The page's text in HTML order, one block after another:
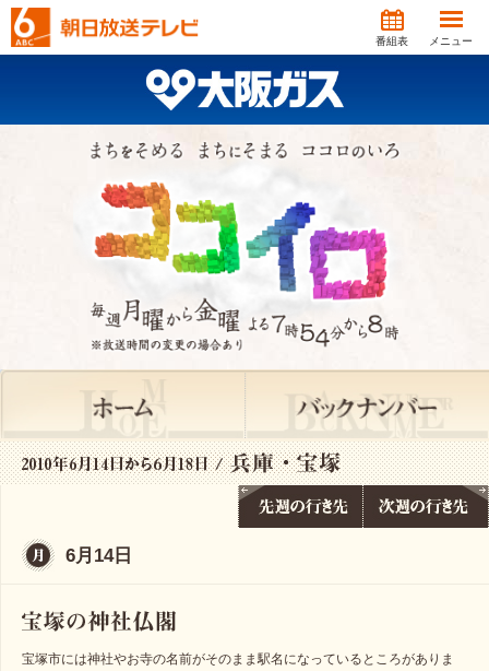
番組表 メニュー
6月14日
宝塚市には神社やお寺の名前がそのまま駅名になっているところがありま